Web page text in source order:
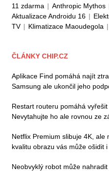
11 zdarma | Anthropic Mythos
Aktualizace Androidu 16 |
TV | Klimatizace Maoudegola |
ČLÁNKY CHIP.CZ
Aplikace Find pomáhá najít
Samsung ale ukončil jeho
Restart routeru pomáhá
Nevytahujte ho ale rovnou ze
Netflix Premium slibuje 4K, ale
kvalitu obrazu vás může ošidit
Neobvyklý robot může